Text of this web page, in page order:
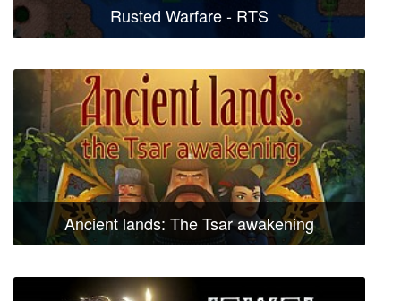
Rusted Warfare - RTS
Ancient lands: The Tsar awakening